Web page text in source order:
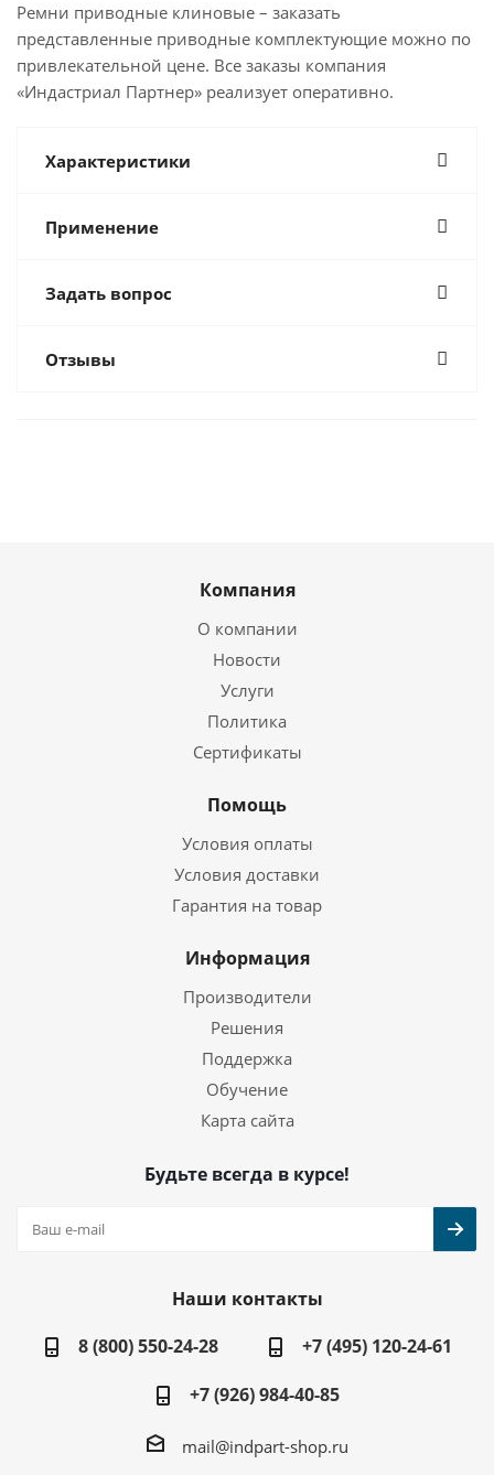
Ремни приводные клиновые – заказать
представленные приводные комплектующие можно по
привлекательной цене. Все заказы компания
«Индастриал Партнер» реализует оперативно.
Характеристики
Применение
Задать вопрос
Отзывы
Компания
О компании
Новости
Услуги
Политика
Сертификаты
Помощь
Условия оплаты
Условия доставки
Гарантия на товар
Информация
Производители
Решения
Поддержка
Обучение
Карта сайта
Будьте всегда в курсе!
Наши контакты
8 (800) 550-24-28
+7 (495) 120-24-61
+7 (926) 984-40-85
mail@indpart-shop.ru